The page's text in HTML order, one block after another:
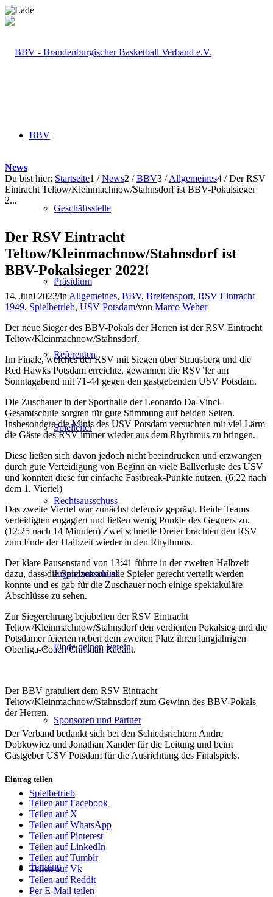
BBV
Geschäftsstelle
Präsidium
Referenten
Spielleiter
Rechtsausschuss
Jugendausschuss
Finde deinen Verein
Sponsoren und Partner
Spielbetrieb
Termine
News
Du bist hier: Startseite1 / News2 / BBV3 / Allgemeines4 / Der RSV
Eintracht Teltow/Kleinmachnow/Stahnsdorf ist BBV-Pokalsieger
2...
Der RSV Eintracht
Teltow/Kleinmachnow/Stahnsdorf ist
BBV-Pokalsieger 2022!
14. Juni 2022/in Allgemeines, BBV, Breitensport, RSV Eintracht
1949, Spielbetrieb, USV Potsdam/von Marco Weber
Der neue Sieger des BBV-Pokals der Herren ist der RSV Eintracht
Teltow/Kleinmachnow/Stahnsdorf.
Im Finale, welches der RSV mit Siegen über Strausberg und die
Red Hawks Potsdam erreichte, gewannen die RSV’ler am
Sonntagabend mit 71-44 gegen den gastgebenden USV Potsdam.
Die Zuschauer in der Sporthalle der Leonardo Da-Vinci-
Gesamtschule sorgten für gute Stimmung auf beiden Seiten.
Insbesondere die Minis des USV Potsdam versuchten mit viel Lärm
die Gäste des RSV immer wieder aus dem Rhythmus zu bringen.
Diese ließen sich davon jedoch nicht beeindrucken und erzwangen
durch gute Verteidigung von Beginn an viele Ballverluste des USV
und konnten diese für einfache Fastbreak-Punkte nutzen. (6:22 nach
dem 1. Viertel)
Das zweite Viertel war zunächst defensiv geprägt. Beide Teams
verteidigten engagiert und ließen wenig Punkte des Gegners zu.
(12:25 nach 14 Minuten) Zwei schnelle Dreier brachten den RSV
zum Ende der Halbzeit wieder in den Rhythmus.
Der klare Pausenstand von 13:41 führte in der zweiten Halbzeit
dazu, dass die Spielzeit auf alle Spieler gerecht verteilt werden
konnte und es gab für die Zuschauer noch einige spektakuläre
Abschlüsse zu sehen.
Zur Siegerehrung bejubelten der RSV Eintracht
Teltow/Kleinmachnow/Stahnsdorf den verdienten Pokalsieg und die
Potsdamer feierten neben dem zweiten Platz ihren langjährigen
Oberliga-Coach Christian Radant.
Der BBV gratuliert dem RSV Eintracht
Teltow/Kleinmachnow/Stahnsdorf zum Gewinn des BBV-Pokals
der Herren.
Der Verband bedankt sich bei den Schiedsrichtern Andre
Dobkowicz und Jonathan Xander für die Leitung und beim
Gastgeber USV Potsdam für die Ausrichtung des Finalspiels.
Eintrag teilen
Teilen auf Facebook
Teilen auf X
Teilen auf WhatsApp
Teilen auf Pinterest
Teilen auf LinkedIn
Teilen auf Tumblr
Teilen auf Vk
Teilen auf Reddit
Per E-Mail teilen